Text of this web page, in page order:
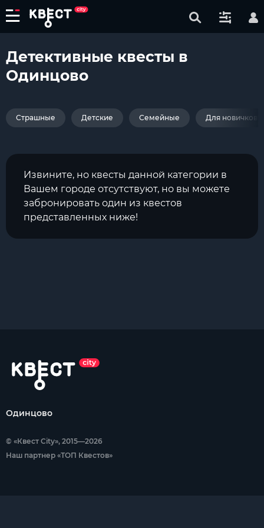
Детективные квесты в
Одинцово
Страшные Детские Семейные Для новичков
Извините, но квесты данной категории в
Вашем городе отсутствуют, но вы можете
забронировать один из квестов
представленных ниже!
Одинцово
© «Квест City», 2015—2026
Наш партнер «ТОП Квестов»